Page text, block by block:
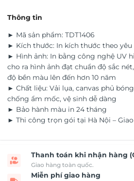
Thông tin
► Mã sản phẩm: TDT1406
► Kích thước: In kích thước theo yêu
► Hình ảnh: In bằng công nghệ UV
cho ra hình ảnh đạt chuẩn độ sắc
độ bền màu lên đến hơn 10 năm
► Chất liệu: Vải lụa, canvas phủ
chống ẩm mốc, vệ sinh dễ dàng
► Bảo hành màu in 24 tháng
► Thi công trọn gói tại Hà Nội –
Thanh toán khi nhận hàng
Giao hàng toàn quốc.
Miễn phí giao hàng